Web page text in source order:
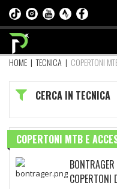
HOME |TECNICA | COPERTONI
CERCA IN TECNICA
COPERTONI MTB E
COPERTONI